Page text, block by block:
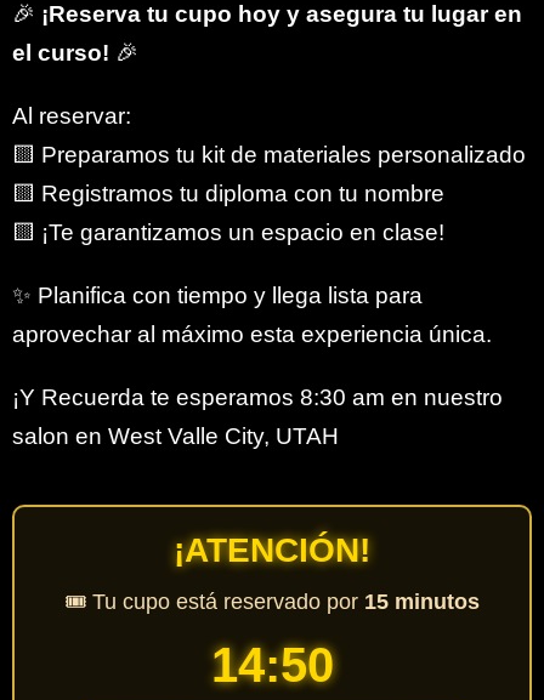
🎉 ¡Reserva tu cupo hoy y asegura tu lugar en
el curso! 🎉
Al reservar:
🟨 Preparamos tu kit de materiales personalizado
🟨 Registramos tu diploma con tu nombre
🟨 ¡Te garantizamos un espacio en clase!
✨ Planifica con tiempo y llega lista para
aprovechar al máximo esta experiencia única.
¡Y Recuerda te esperamos 8:30 am en nuestro
salon en West Valle City, UTAH
¡ATENCIÓN!
🎟️ Tu cupo está reservado por 15 minutos
14:50